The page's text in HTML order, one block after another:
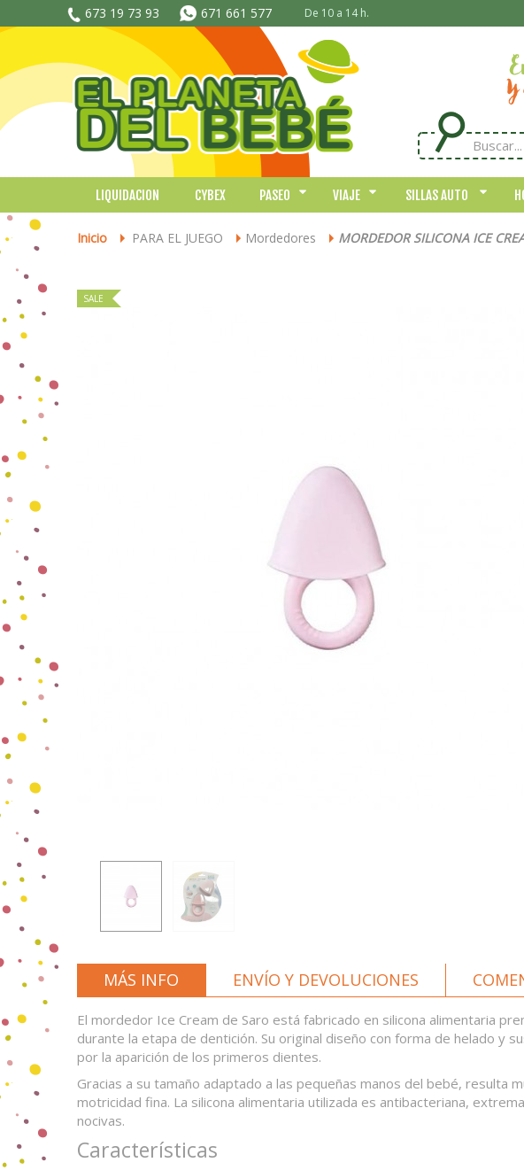
673 19 73 93 671 661 577 De 10 a 14 h.
LIQUIDACION CYBEX PASEO VIAJE SILLAS AUTO
Inicio > PARA EL JUEGO > Mordedores > MORDEDOR SILICONA ICE
SALE
MÁS INFO ENVÍO Y DEVOLUCIONES
El mordedor Ice Cream de Saro está fabricado en silicona alimentaria
durante la etapa de dentición. Su original diseño con forma de helado y
por la aparición de los primeros dientes.
Gracias a su tamaño adaptado a las pequeñas manos del bebé, resulta
motricidad fina. La silicona alimentaria utilizada es antibacteriana,
nocivas.
Características